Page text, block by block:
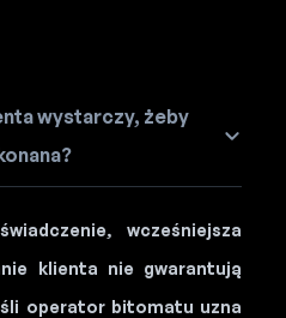
wystarczy, żeby
wcześniejsza
klienta nie gwarantują
operator bitomatu uzna